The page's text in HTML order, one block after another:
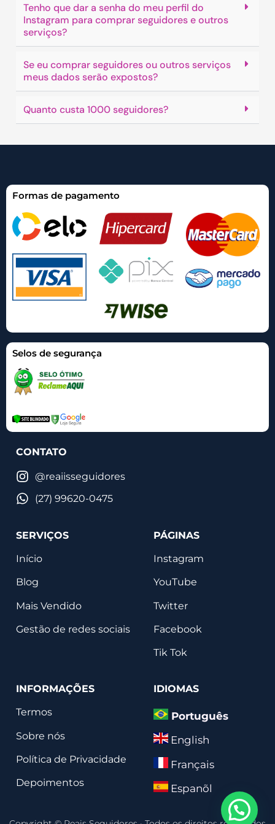
Tenho que dar a senha do meu perfil do
Instagram para comprar seguidores e outros
serviços?
Se eu comprar seguidores ou outros serviços
meus dados serão expostos?
Quanto custa 1000 seguidores?
Formas de pagamento
Selos de segurança
CONTATO
@reaiisseguidores
(27) 99620-0475
SERVIÇOS
Início
Blog
Mais Vendido
Gestão de redes sociais
PÁGINAS
Instagram
YouTube
Twitter
Facebook
Tik Tok
INFORMAÇÕES
Termos
Sobre nós
Política de Privacidade
Depoimentos
IDIOMAS
Português
English
Français
Espanõl